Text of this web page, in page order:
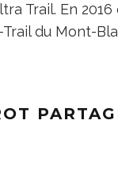
Trail. En
du Mont-